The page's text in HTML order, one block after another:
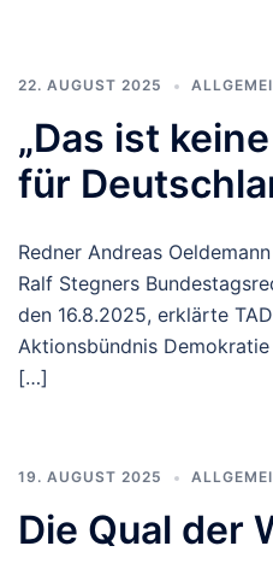
22. AUGUST 2025
„Das ist
für
Redner Andreas
Ralf Stegners
den 16.8.2025, erklärte
Aktionsbündnis
[…]
19. AUGUST 2025
Die Qual der